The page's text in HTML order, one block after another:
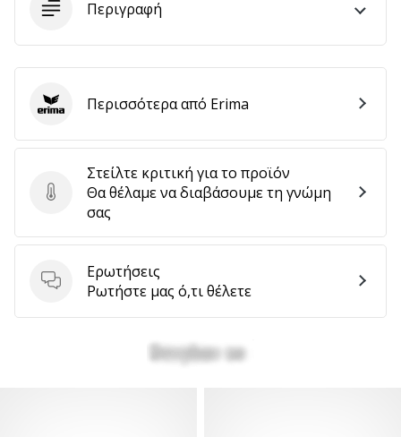
Περιγραφή
Στείλτε κριτική για το προϊόν
Στείλτε κριτική για το προϊόν
Θα θέλαμε να διαβάσουμε τη γνώμη
σας
Ερωτήσεις
Ερωτήσεις
Ρωτήστε μας ό,τι θέλετε
ErimaΠερισσότερα από Erima